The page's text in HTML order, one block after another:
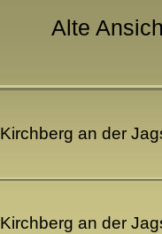
Alte
Kirchberg an der
Kirchberg an der